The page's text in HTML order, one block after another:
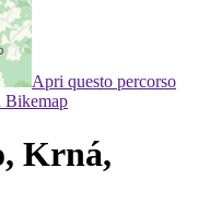
Apri questo percorso
Bikemap
Krná,